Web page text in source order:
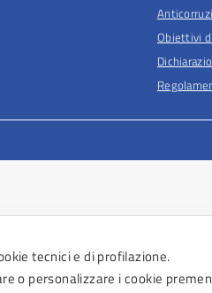
Obiettivi
tecnici e di profilazione.
o personalizzare i cookie